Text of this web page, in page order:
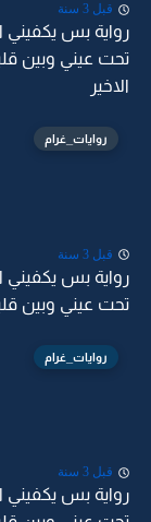
قبل 3 سنة
بس يكفيني انك
روايات_غرام
قبل 3 سنة
بس يكفيني انك
عيني وبين قلبي -6
روايات_غرام
قبل 3 سنة
بس يكفيني انك